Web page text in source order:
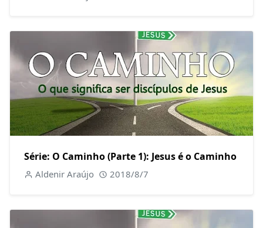
Série: O Caminho (Parte 1): Jesus é o Caminho
Aldenir Araújo 2018/8/7